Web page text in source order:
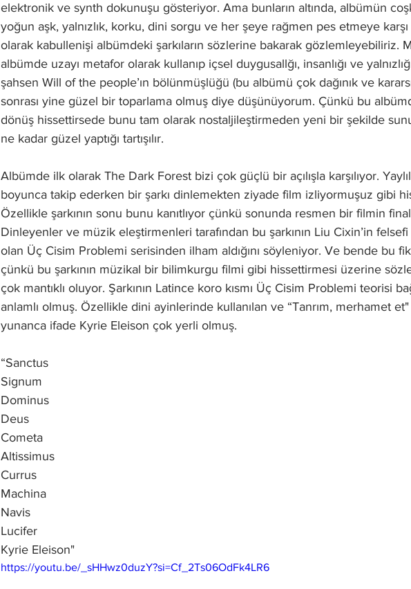
elektronik ve synth dokunuşu gösteriyor. Ama bunların altında, albümün
yoğun aşk, yalnızlık, korku, dini sorgu ve her şeye rağmen pes etmeye
olarak kabullenişi albümdeki şarkıların sözlerine bakarak gözlemleyebiliriz.
albümde uzayı metafor olarak kullanıp içsel duygusallğı, insanlığı ve
şahsen Will of the people’ın bölünmüşlüğü (bu albümü çok dağınık ve
sonrası yine güzel bir toparlama olmuş diye düşünüyorum. Çünkü bu
dönüş hissettirsede bunu tam olarak nostaljileştirmeden yeni bir şekilde
ne kadar güzel yaptığı tartışılır.
Albümde ilk olarak The Dark Forest bizi çok güçlü bir açılışla karşılıyor.
boyunca takip ederken bir şarkı dinlemekten ziyade film izliyormuşuz gibi
Özellikle şarkının sonu bunu kanıtlıyor çünkü sonunda resmen bir filmin
Dinleyenler ve müzik eleştirmenleri tarafından bu şarkının Liu Cixin’in
olan Üç Cisim Problemi serisinden ilham aldığını söyleniyor. Ve bende bu
çünkü bu şarkının müzikal bir bilimkurgu filmi gibi hissettirmesi üzerine
çok mantıklı oluyor. Şarkının Latince koro kısmı Üç Cisim Problemi teorisi
anlamlı olmuş. Özellikle dini ayinlerinde kullanılan ve “Tanrım, merhamet
yunanca ifade Kyrie Eleison çok yerli olmuş.
“Sanctus
Signum
Dominus
Deus
Cometa
Altissimus
Currus
Machina
Navis
Lucifer
Kyrie Eleison"
https://youtu.be/_sHHwz0duzY?si=Cf_2Ts06OdFk4LR6